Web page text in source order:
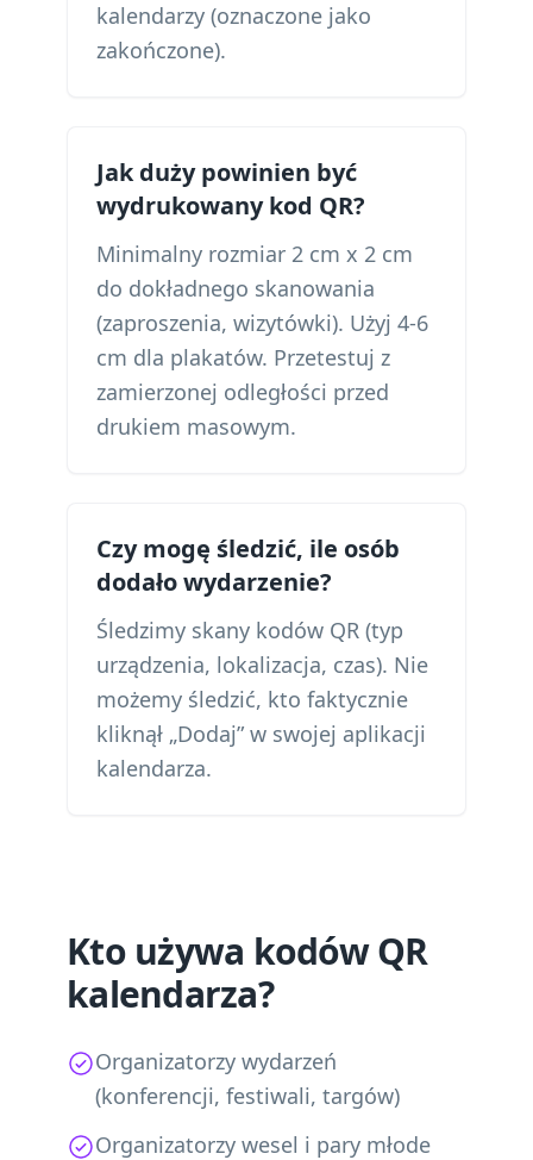
kalendarzy (oznaczone jako
zakończone).
Jak duży powinien być
wydrukowany kod QR?
Minimalny rozmiar 2 cm x 2 cm
do dokładnego skanowania
(zaproszenia, wizytówki). Użyj 4-6
cm dla plakatów. Przetestuj z
zamierzonej odległości przed
drukiem masowym.
Czy mogę śledzić, ile osób
dodało wydarzenie?
Śledzimy skany kodów QR (typ
urządzenia, lokalizacja, czas). Nie
możemy śledzić, kto faktycznie
kliknął „Dodaj” w swojej aplikacji
kalendarza.
Kto używa kodów QR
kalendarza?
Organizatorzy wydarzeń
(konferencji, festiwali, targów)
Organizatorzy wesel i pary młode